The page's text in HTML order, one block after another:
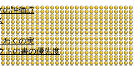
の評価点
わくの実
トの書の優先度